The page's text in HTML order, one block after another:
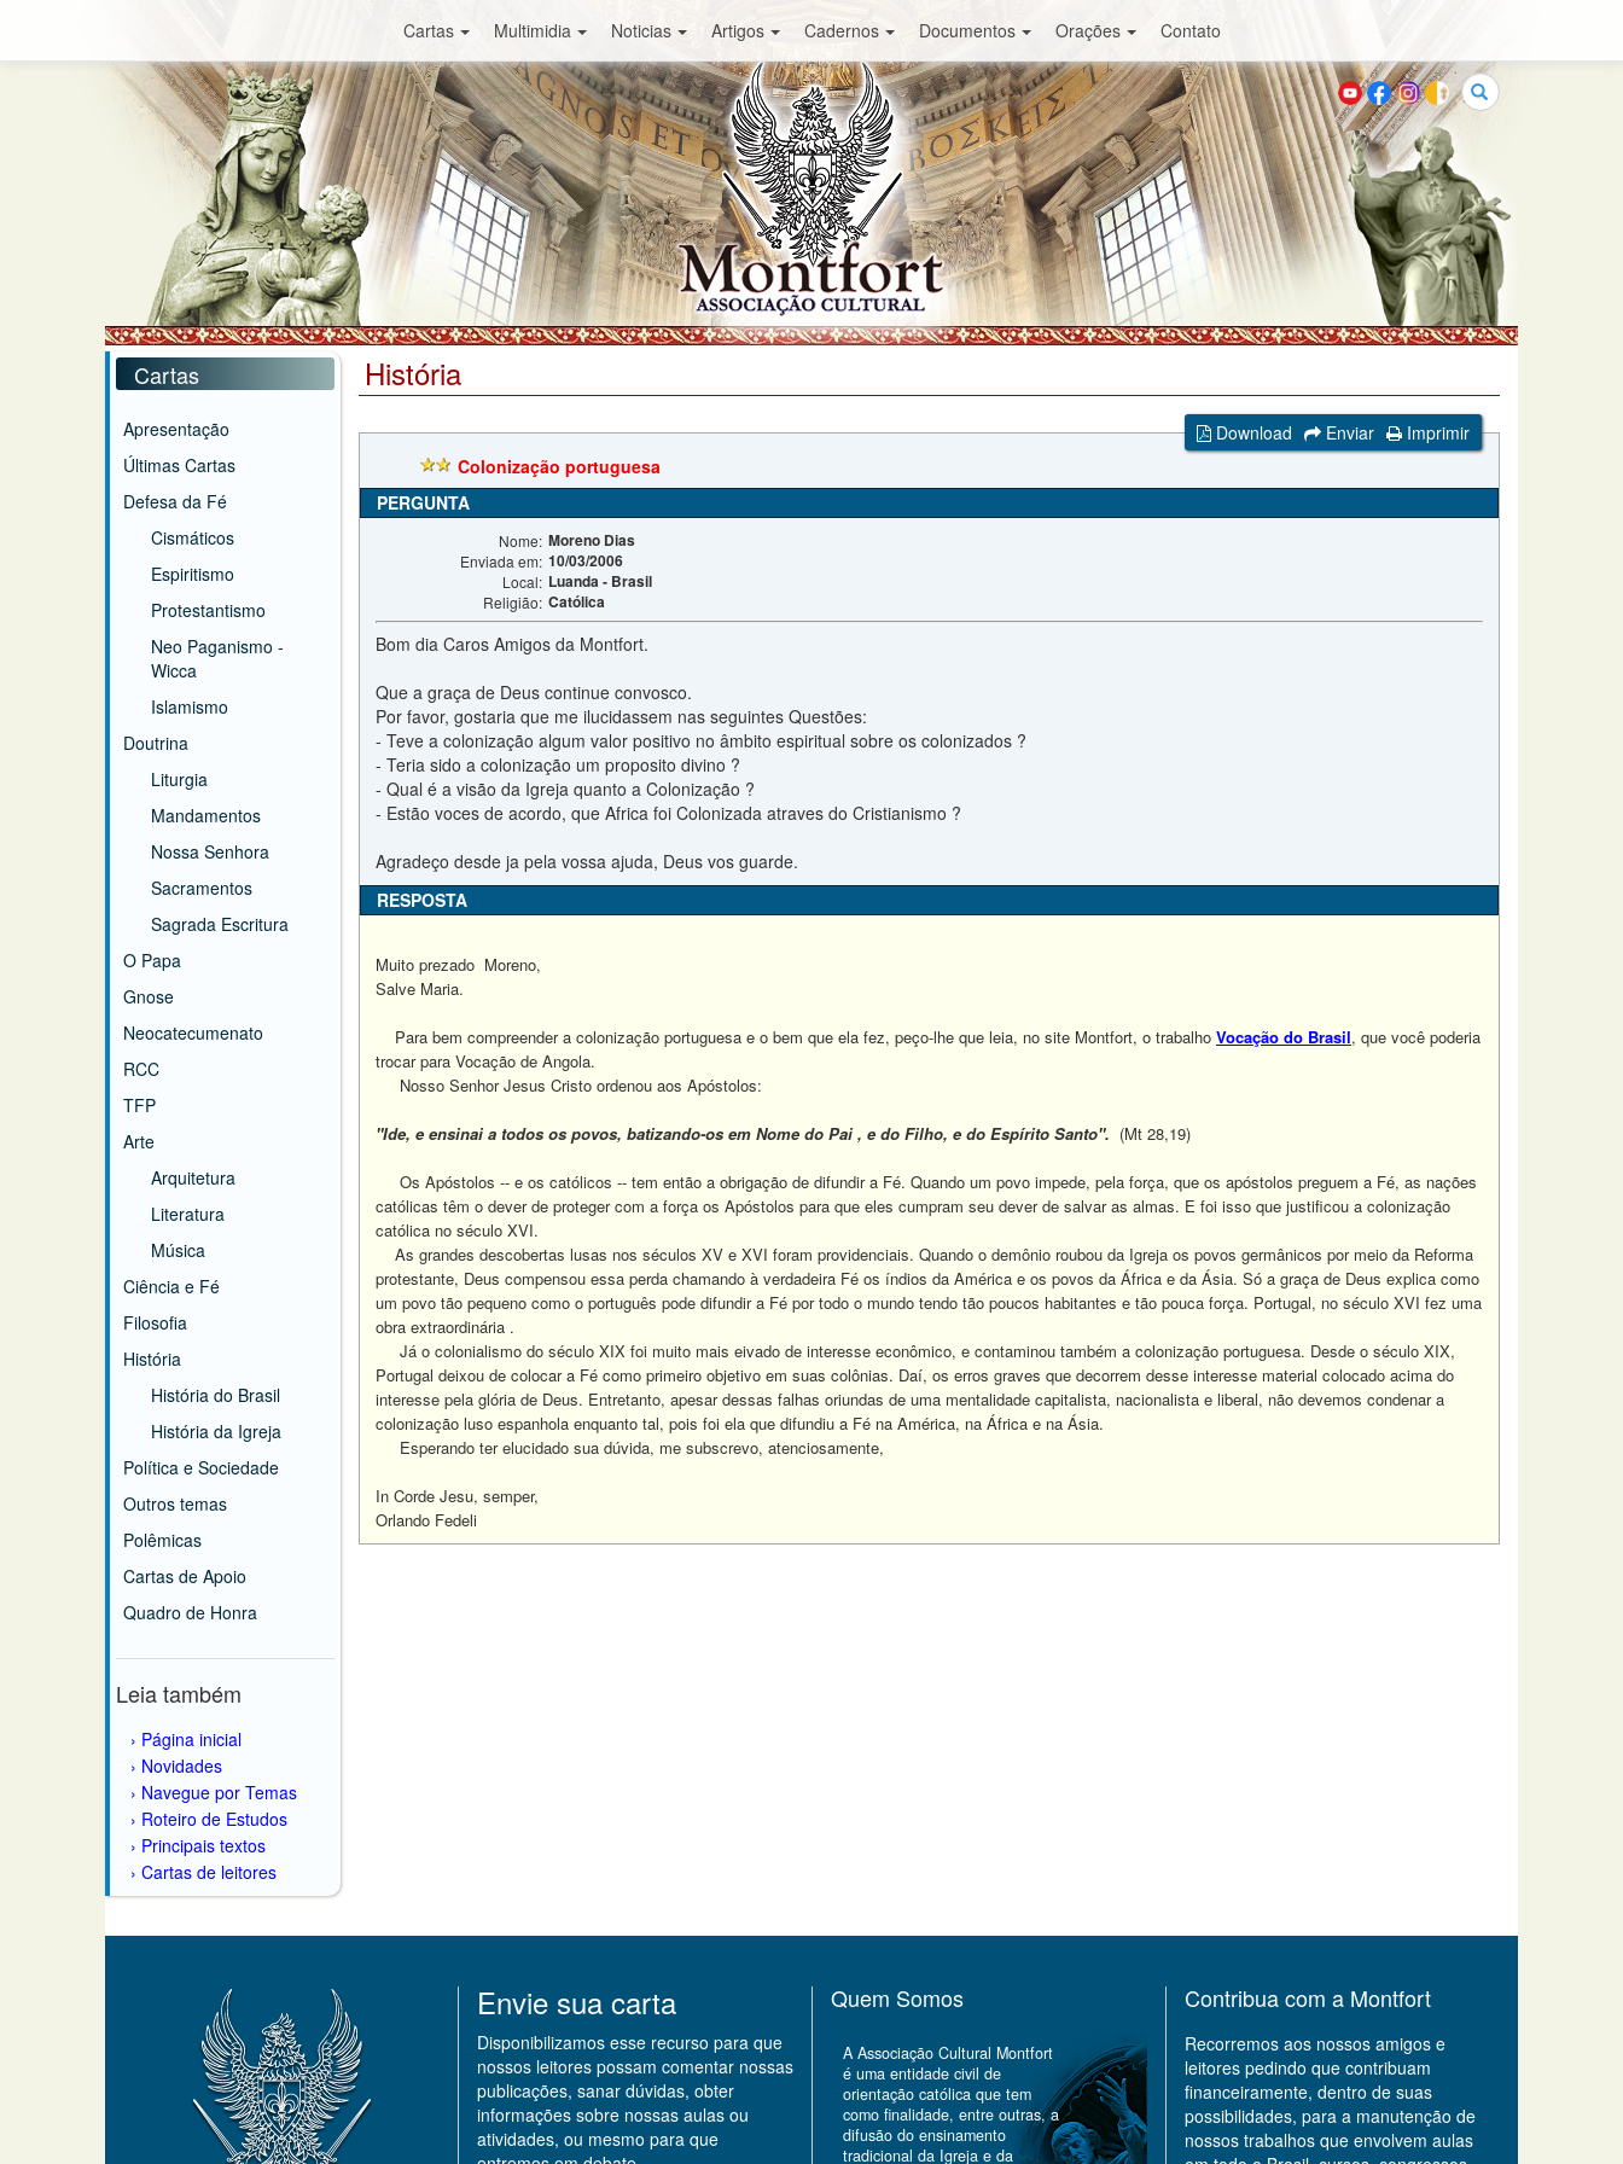
Cartas Multimidia Noticias Artigos Cadernos Documentos Orações Contato
Buscar
Cartas
Apresentação
Últimas Cartas
Defesa da Fé
Cismáticos
Espiritismo
Protestantismo
Neo Paganismo -
Wicca
Islamismo
Doutrina
Liturgia
Mandamentos
Nossa Senhora
Sacramentos
Sagrada Escritura
O Papa
Gnose
Neocatecumenato
RCC
TFP
Arte
Arquitetura
Literatura
Música
Ciência e Fé
Filosofia
História
História do Brasil
História da Igreja
Política e Sociedade
Outros temas
Polêmicas
Cartas de Apoio
Quadro de Honra
Leia também
Página inicial
Novidades
Navegue por Temas
Roteiro de Estudos
Principais textos
Cartas de leitores
História
Download Enviar
Imprimir
Colonização portuguesa
PERGUNTA
Nome: Moreno Dias
Enviada em: 10/03/2006
Local: Luanda - Brasil
Religião: Católica
Bom dia Caros Amigos da Montfort.
Que a graça de Deus continue convosco.
Por favor, gostaria que me ilucidassem nas seguintes Questões:
- Teve a colonização algum valor positivo no âmbito espiritual sobre os colonizados ?
- Teria sido a colonização um proposito divino ?
- Qual é a visão da Igreja quanto a Colonização ?
- Estão voces de acordo, que Africa foi Colonizada atraves do Cristianismo ?
Agradeço desde ja pela vossa ajuda, Deus vos guarde.
RESPOSTA
Muito prezado Moreno,
Salve Maria.
Para bem compreender a colonização portuguesa e o bem que ela fez, peço-lhe que leia, no site Montfort, o trabalho Vocação do Brasil, que você poderia
trocar para Vocação de Angola.
Nosso Senhor Jesus Cristo ordenou aos Apóstolos:
"Ide, e ensinai a todos os povos, batizando-os em Nome do Pai , e do Filho, e do Espírito Santo". (Mt 28,19)
Os Apóstolos -- e os católicos -- tem então a obrigação de difundir a Fé. Quando um povo impede, pela força, que os apóstolos preguem a Fé, as nações
católicas têm o dever de proteger com a força os Apóstolos para que eles cumpram seu dever de salvar as almas. E foi isso que justificou a colonização
católica no século XVI.
As grandes descobertas lusas nos séculos XV e XVI foram providenciais. Quando o demônio roubou da Igreja os povos germânicos por meio da Reforma
protestante, Deus compensou essa perda chamando à verdadeira Fé os índios da América e os povos da África e da Ásia. Só a graça de Deus explica como
um povo tão pequeno como o português pode difundir a Fé por todo o mundo tendo tão poucos habitantes e tão pouca força. Portugal, no século XVI fez uma
obra extraordinária .
Já o colonialismo do século XIX foi muito mais eivado de interesse econômico, e contaminou também a colonização portuguesa. Desde o século XIX,
Portugal deixou de colocar a Fé como primeiro objetivo em suas colônias. Daí, os erros graves que decorrem desse interesse material colocado acima do
interesse pela glória de Deus. Entretanto, apesar dessas falhas oriundas de uma mentalidade capitalista, nacionalista e liberal, não devemos condenar a
colonização luso espanhola enquanto tal, pois foi ela que difundiu a Fé na América, na África e na Ásia.
Esperando ter elucidado sua dúvida, me subscrevo, atenciosamente,
In Corde Jesu, semper,
Orlando Fedeli
Envie sua carta
Disponibilizamos esse recurso para que
nossos leitores possam comentar nossas
publicações, sanar dúvidas, obter
informações sobre nossas aulas ou
atividades, ou mesmo para que
Quem Somos
A Associação Cultural Montfort
é uma entidade civil de
orientação católica que tem
como finalidade, entre outras, a
difusão do ensinamento
tradicional da Igreja e da
Contribua com a Montfort
Recorremos aos nossos amigos e
leitores pedindo que contribuam
financeiramente, dentro de suas
possibilidades, para a manutenção de
nossos trabalhos que envolvem aulas